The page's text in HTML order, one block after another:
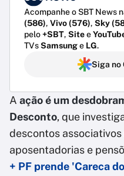
Acompanhe o SBT News
(586), Vivo (576), Sky
pelo+SBT, Sitee
TVsSamsunge LG.
Siga no
A ação é um
Desconto, que
descontos
aposentadorias e
+ PF prende 'Careca